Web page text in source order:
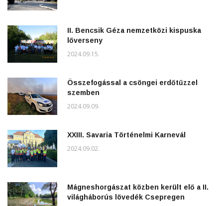
II. Bencsik Géza nemzetközi kispuska
lőverseny
2024.09.15.
Összefogással a csöngei erdőtűzzel
szemben
2024.09.09.
XXIII. Savaria Történelmi Karnevál
2024.09.02.
Mágneshorgászat közben került elő a II.
világháborús lövedék Csepregen